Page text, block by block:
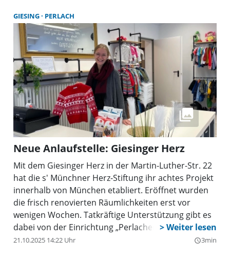
GIESING PERLACH
Neue Anlaufstelle: Giesinger Herz
Mit dem Giesinger Herz in der Martin-Luther-Str. 22
hat die s' Münchner Herz-Stiftung ihr achtes Projekt
innerhalb von München etabliert. Eröffnet wurden
die frisch renovierten Räumlichkeiten erst vor
wenigen Wochen. Tatkräftige Unterstützung gibt es
dabei von der Einrichtung „Perlacher Herz”, die
bereits vor zwölf Jahren ins Leben gerufen wurde.
21.10.2025 14:22 Uhr query_builder3min